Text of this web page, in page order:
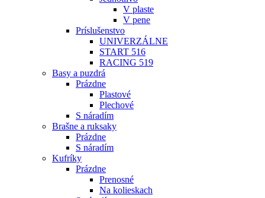
V plaste
V pene
Príslušenstvo
UNIVERZÁLNE
START 516
RACING 519
Basy a puzdrá
Prázdne
Plastové
Plechové
S náradím
Brašne a ruksaky
Prázdne
S náradím
Kufríky
Prázdne
Prenosné
Na kolieskach